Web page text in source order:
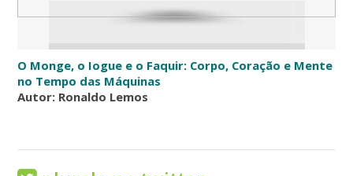
O Monge, o Iogue e o Faquir: Corpo, Coração e Mente
no Tempo das Máquinas
Autor: Ronaldo Lemos